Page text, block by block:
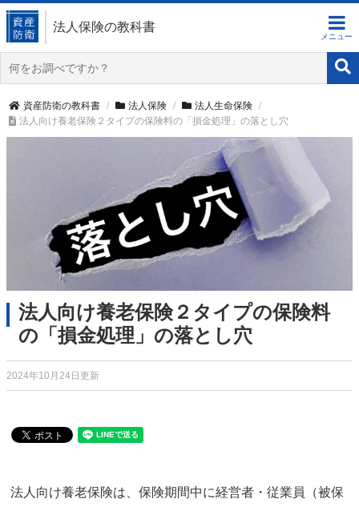
法人保険の教科書
資産防衛の教科書 法人保険
法人生命保険
法人向け養老保険２タイプの保険料の「損金処理」の落とし穴
法人向け養老保険２タイプの保険料
の「損金処理」の落とし穴
2024年10月24日更新
法人向け養老保険は、保険期間中に経営者・従業員（被保